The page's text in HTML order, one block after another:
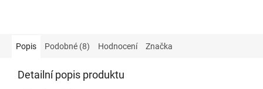
Popis Podobné (8) Hodnocení Značka
Detailní popis produktu